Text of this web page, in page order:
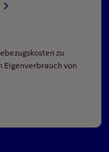
zu
Eigenverbrauch von